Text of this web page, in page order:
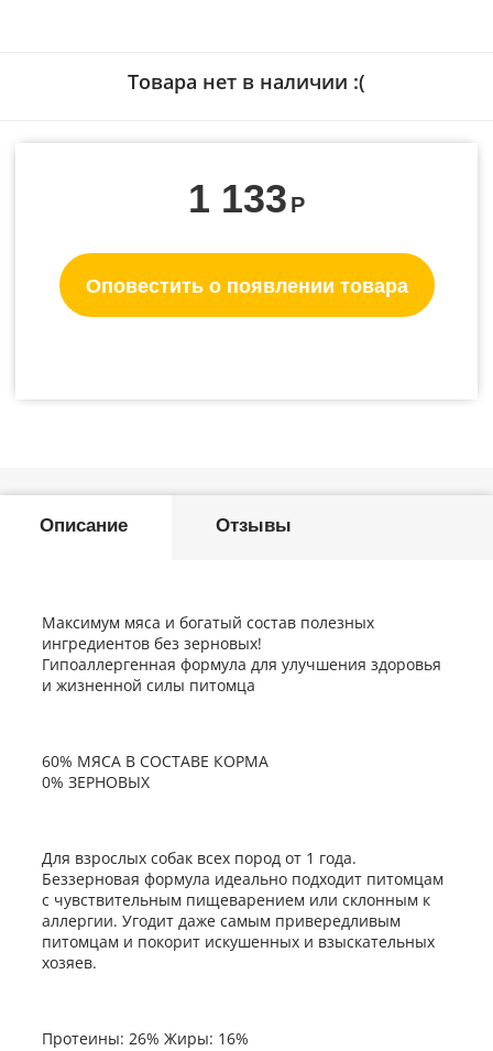
Товара нет в наличии :(
1 133 Р
Оповестить о появлении товара
Описание Отзывы
Максимум мяса и богатый состав полезных
ингредиентов без зерновых!
Гипоаллергенная формула для улучшения здоровья
и жизненной силы питомца
60% МЯСА В СОСТАВЕ КОРМА
0% ЗЕРНОВЫХ
Для взрослых собак всех пород от 1 года.
Беззерновая формула идеально подходит питомцам
с чувствительным пищеварением или склонным к
аллергии. Угодит даже самым привередливым
питомцам и покорит искушенных и взыскательных
хозяев.
Протеины: 26% Жиры: 16%